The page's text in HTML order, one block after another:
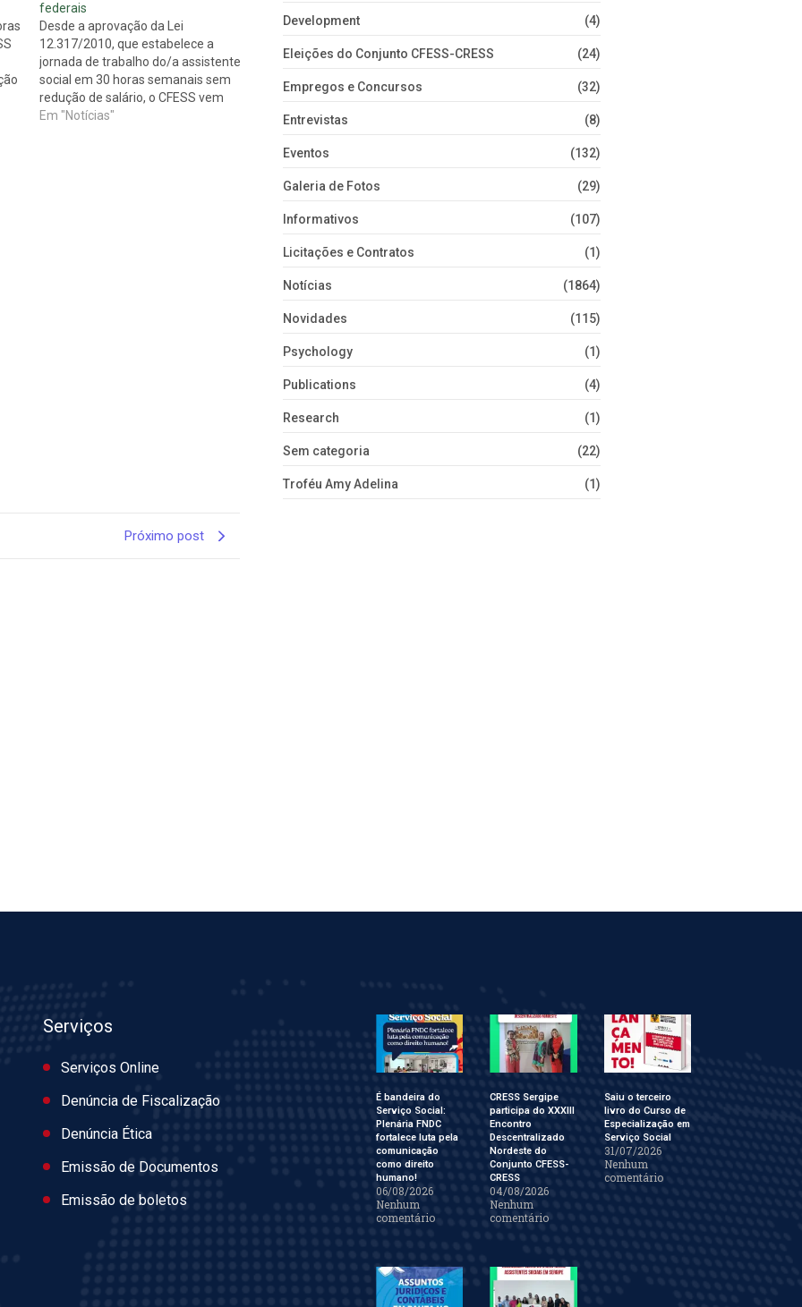
federais
Desde a aprovação da Lei
12.317/2010, que estabelece a
jornada de trabalho do/a assistente
social em 30 horas semanais sem
redução de salário, o CFESS vem
realizando uma série de ações para
Em "Notícias"
Development (4)
Eleições do Conjunto CFESS-CRESS (24)
Empregos e Concursos (32)
Entrevistas (8)
Eventos (132)
Galeria de Fotos (29)
Informativos (107)
Licitações e Contratos (1)
Notícias (1864)
Novidades (115)
Psychology (1)
Publications (4)
Research (1)
Sem categoria (22)
Troféu Amy Adelina (1)
Próximo post
Serviços
Serviços Online
Denúncia de Fiscalização
Denúncia Ética
Emissão de Documentos
Emissão de boletos
É bandeira do
Serviço Social:
Plenária FNDC
fortalece luta pela
comunicação
como direito
humano!
06/08/2026
Nenhum
comentário
CRESS Sergipe
participa do XXXIII
Encontro
Descentralizado
Nordeste do
Conjunto CFESS-
CRESS
04/08/2026
Nenhum
comentário
Saiu o terceiro
livro do Curso de
Especialização em
Serviço Social
31/07/2026
Nenhum
comentário